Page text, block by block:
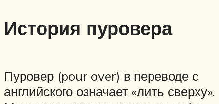
История пуровера
Пуровер (pour over) в переводе с
английского означает «лить сверху».